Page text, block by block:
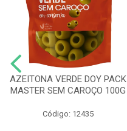
AZEITONA VERDE DOY PACK
MASTER SEM CAROÇO 100G
Código: 12435